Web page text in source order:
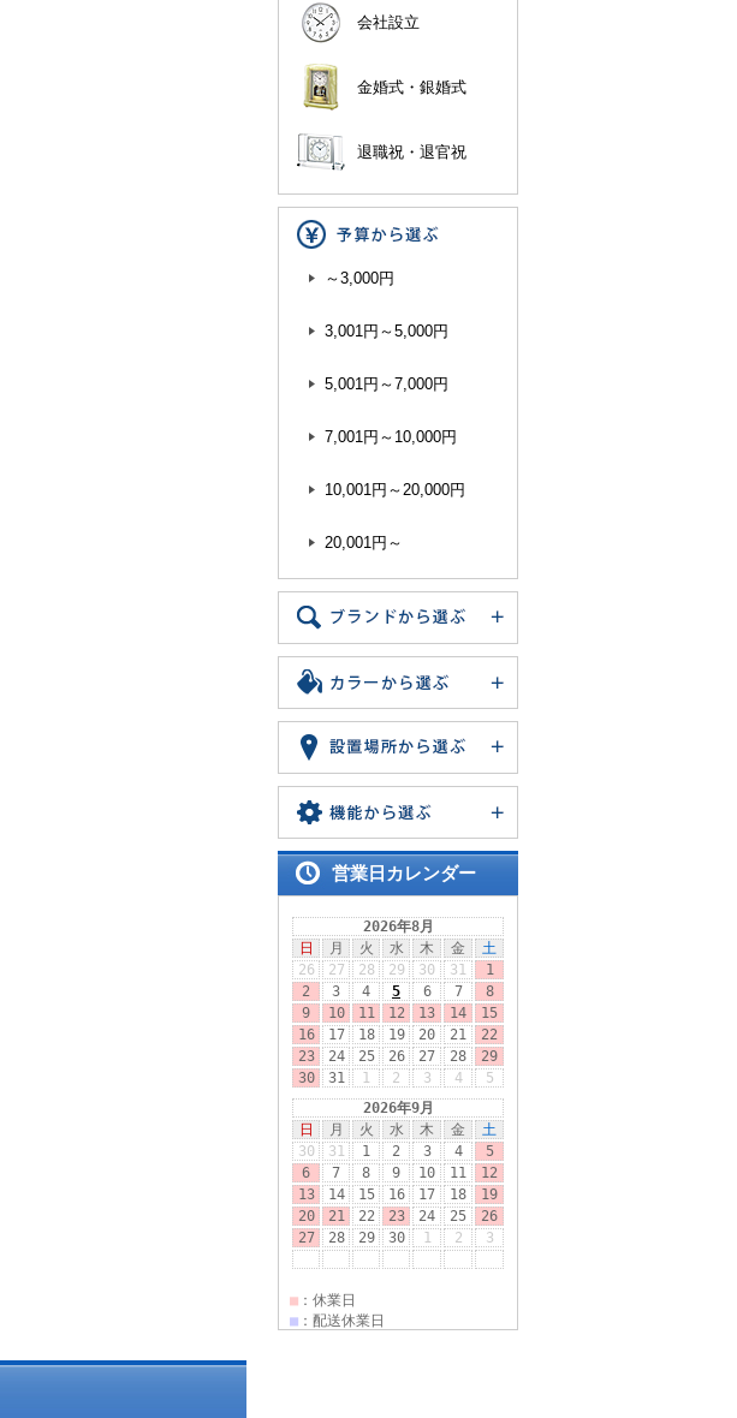
会社設立
金婚式・銀婚式
退職祝・退官祝
～3,000円
3,001円～5,000円
5,001円～7,000円
7,001円～10,000円
10,001円～20,000円
20,001円～
営業日カレンダー